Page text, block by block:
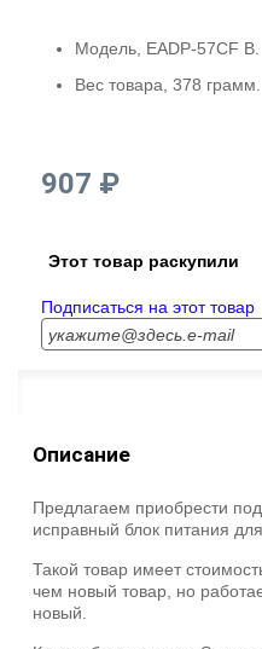
Модель, EADP-57CF B.
Вес товара, 378 грамм.
907 ₽
Этот товар раскупили
Подписаться на этот товар
Описание
Предлагаем приобрести
исправный блок питания
Такой товар имеет
чем новый товар, но
новый.